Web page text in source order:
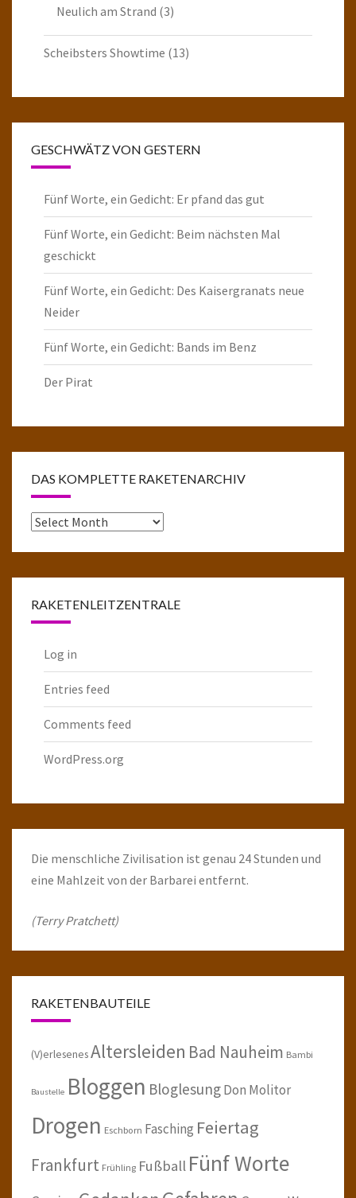
Neulich am Strand (3)
Scheibsters Showtime (13)
GESCHWÄTZ VON GESTERN
Fünf Worte, ein Gedicht: Er pfand das gut
Fünf Worte, ein Gedicht: Beim nächsten Mal
geschickt
Fünf Worte, ein Gedicht: Des Kaisergranats neue
Neider
Fünf Worte, ein Gedicht: Bands im Benz
Der Pirat
DAS KOMPLETTE RAKETENARCHIV
Das
RAKETENLEITZENTRALE
Log in
Entries feed
Comments feed
WordPress.org
Die menschliche Zivilisation ist genau 24 Stunden und
eine Mahlzeit von der Barbarei entfernt.
(Terry Pratchett)
RAKETENBAUTEILE
(V)erlesenesAltersleiden Bad Nauheim Bambi
Baustelle Bloggen BloglesungDon Molitor
Drogen Eschborn Fasching Feiertag
Frankfurt Frühling Fußball Fünf Worte